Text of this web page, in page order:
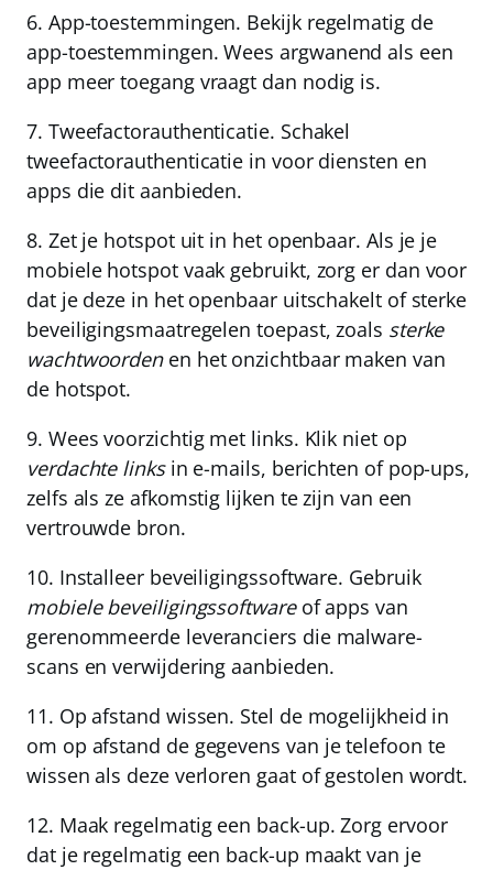
6. App-toestemmingen. Bekijk regelmatig de
app-toestemmingen. Wees argwanend als een
app meer toegang vraagt dan nodig is.
7. Tweefactorauthenticatie. Schakel
tweefactorauthenticatie in voor diensten en
apps die dit aanbieden.
8. Zet je hotspot uit in het openbaar. Als je je
mobiele hotspot vaak gebruikt, zorg er dan voor
dat je deze in het openbaar uitschakelt of sterke
beveiligingsmaatregelen toepast, zoals sterke
wachtwoordenen het onzichtbaar maken van
de hotspot.
9. Wees voorzichtig met links. Klik niet op
verdachte linksin e-mails, berichten of pop-ups,
zelfs als ze afkomstig lijken te zijn van een
vertrouwde bron.
10. Installeer beveiligingssoftware. Gebruik
mobiele beveiligingssoftware of apps van
gerenommeerde leveranciers die malware-
scans en verwijdering aanbieden.
11. Op afstand wissen. Stel de mogelijkheid in
om op afstand de gegevens van je telefoon te
wissen als deze verloren gaat of gestolen wordt.
12. Maak regelmatig een back-up. Zorg ervoor
dat je regelmatig een back-up maakt van je